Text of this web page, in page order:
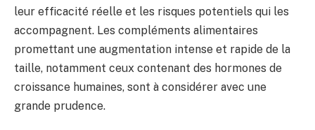
leur efficacité réelle et les risques potentiels qui les
accompagnent. Les compléments alimentaires
promettant une augmentation intense et rapide de la
taille, notamment ceux contenant des hormones de
croissance humaines, sont à considérer avec une
grande prudence.